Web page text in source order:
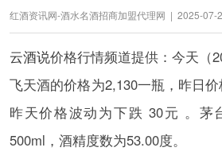
红酒资讯网-酒水名酒招商加盟代理网 | 2025-07-
云酒说价格行情频道提供：今天（
飞天酒的价格为2,130一瓶，昨日
昨天价格波动为下跌 30元 。茅
500ml，酒精度数为53.00度。